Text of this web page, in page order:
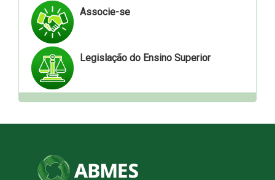
Associe-se
Legislação do Ensino Superior